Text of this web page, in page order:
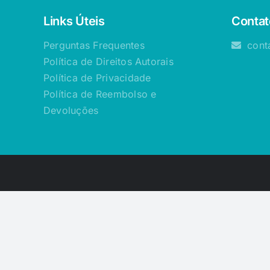
Links Úteis
Perguntas Frequentes
Política de Direitos Autorais
Política de Privacidade
Política de Reembolso e
Devoluções